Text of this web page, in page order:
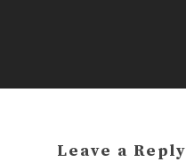
Leave a Reply